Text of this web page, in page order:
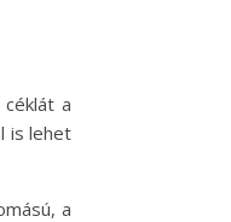
a
is lehet
a